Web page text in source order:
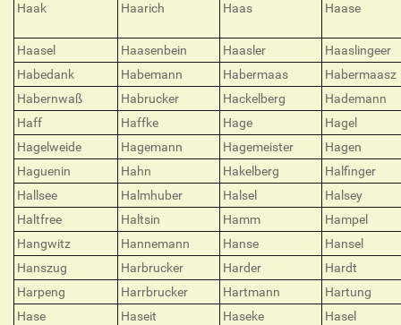
Haak
Haarich Haas Haase
Haasel Haasenbein Haasler
Haaslingeer
Habedank
Habemann Habermaas
Habermaasz
Habernwaß
Habrucker Hackelberg
Hademann
Haff
Haffke Hage
Hagel
Hagelweide
Hagemann Hagemeister
Hagen
Haguenin
Hahn Hakelberg
Halfinger
Hallsee
Halmhuber Halsel
Halsey
Haltfree
Haltsin Hamm
Hampel
Hangwitz
Hannemann Hanse
Hansel
Hanszug
Harbrucker Harder
Hardt
Harpeng
Harrbrucker Hartmann
Hartung
Hase
Haseit Haseke
Hasel